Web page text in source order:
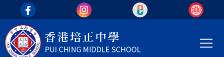
移至主內容
top_area